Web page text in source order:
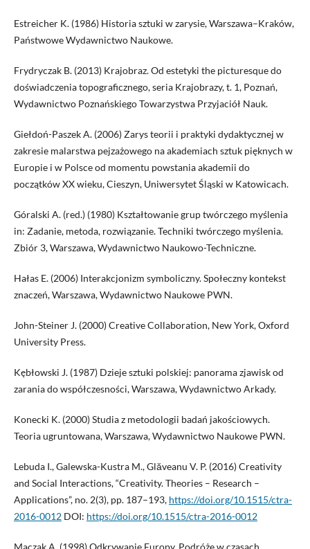
Estreicher K. (1986) Historia sztuki w zarysie, Warszawa–Kraków,
Państwowe Wydawnictwo Naukowe.
Frydryczak B. (2013) Krajobraz. Od estetyki the picturesque do
doświadczenia topograficznego, seria Krajobrazy, t. 1, Poznań,
Wydawnictwo Poznańskiego Towarzystwa Przyjaciół Nauk.
Giełdoń-Paszek A. (2006) Zarys teorii i praktyki dydaktycznej w
zakresie malarstwa pejzażowego na akademiach sztuk pięknych w
Europie i w Polsce od momentu powstania akademii do
początków XX wieku, Cieszyn, Uniwersytet Śląski w Katowicach.
Góralski A. (red.) (1980) Kształtowanie grup twórczego myślenia
in: Zadanie, metoda, rozwiązanie. Techniki twórczego myślenia.
Zbiór 3, Warszawa, Wydawnictwo Naukowo-Techniczne.
Hałas E. (2006) Interakcjonizm symboliczny. Społeczny kontekst
znaczeń, Warszawa, Wydawnictwo Naukowe PWN.
John-Steiner J. (2000) Creative Collaboration, New York, Oxford
University Press.
Kębłowski J. (1987) Dzieje sztuki polskiej: panorama zjawisk od
zarania do współczesności, Warszawa, Wydawnictwo Arkady.
Konecki K. (2000) Studia z metodologii badań jakościowych.
Teoria ugruntowana, Warszawa, Wydawnictwo Naukowe PWN.
Lebuda I., Galewska-Kustra M., Glăveanu V. P. (2016) Creativity
and Social Interactions, “Creativity. Theories – Research –
Applications”, no. 2(3), pp. 187–193, https://doi.org/10.1515/ctra-
2016-0012DOI: https://doi.org/10.1515/ctra-2016-0012
Mączak A. (1998) Odkrywanie Europy. Podróże w czasach